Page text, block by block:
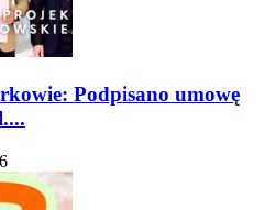
Podpisano umowę